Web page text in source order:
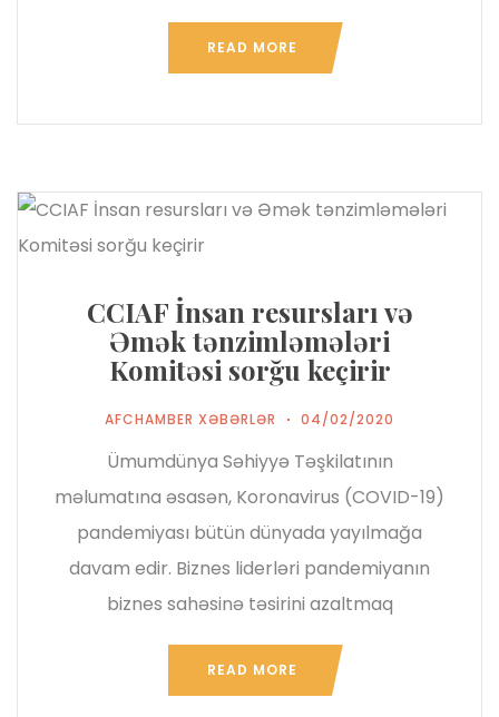
READ MORE
CCIAF İnsan resursları və
Əmək tənzimləmələri
Komitəsi sorğu keçirir
AFCHAMBER XƏBƏRLƏR 04/02/2020
Ümumdünya Səhiyyə Təşkilatının
məlumatına əsasən, Koronavirus (COVID-19)
pandemiyası bütün dünyada yayılmağa
davam edir. Biznes liderləri pandemiyanın
biznes sahəsinə təsirini azaltmaq
READ MORE